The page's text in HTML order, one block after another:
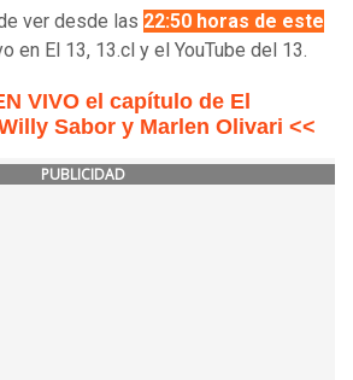
ver desde las 22:50 horas de este
en El 13, 13.cl y el YouTube del 13.
VIVO el capítulo de El
Sabor y Marlen Olivari <<
PUBLICIDAD